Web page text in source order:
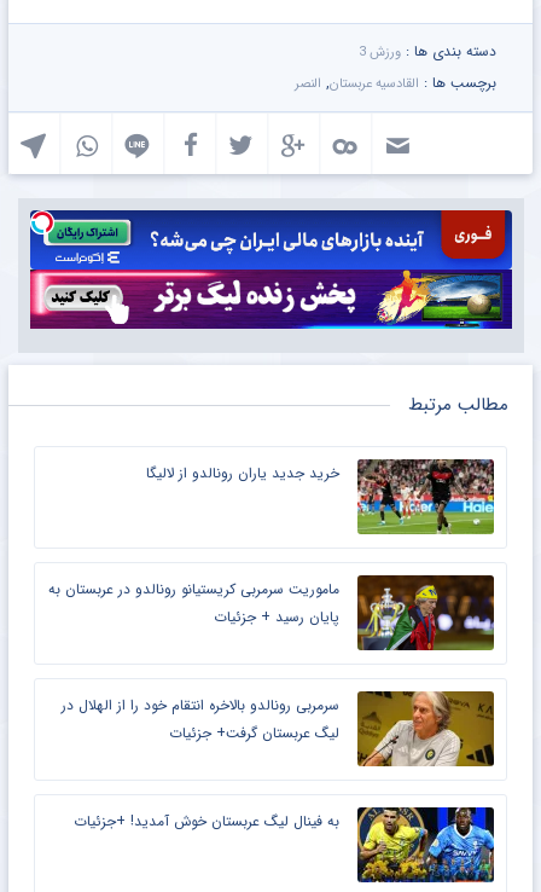
دسته بندی ها : ورزش 3
برچسب ها : القادسیه عربستان, النصر
مطالب مرتبط
خرید جدید یاران رونالدو از لالیگا
ماموریت سرمربی کریستیانو رونالدو در عربستان به
پایان رسید + جزئیات
سرمربی رونالدو بالاخره انتقام خود را از الهلال در
لیگ عربستان گرفت+ جزئیات
به فینال لیگ عربستان خوش آمدید! +جزئیات